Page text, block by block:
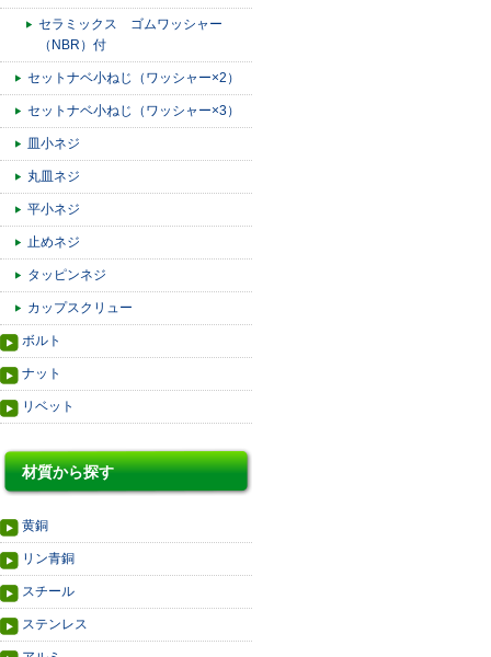
セラミックス ゴムワッシャー
（NBR）付
セットナベ小ねじ（ワッシャー×2）
セットナベ小ねじ（ワッシャー×3）
皿小ネジ
丸皿ネジ
平小ネジ
止めネジ
タッピンネジ
カップスクリュー
ボルト
ナット
リベット
材質から探す
黄銅
リン青銅
スチール
ステンレス